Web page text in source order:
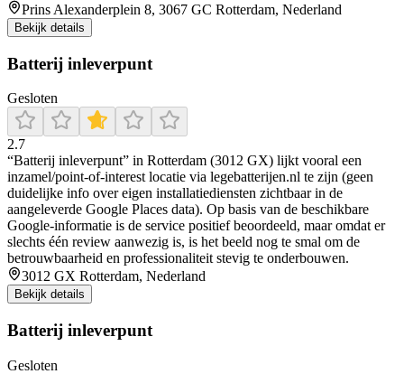
Prins Alexanderplein 8, 3067 GC Rotterdam, Nederland
Bekijk details
Batterij inleverpunt
Gesloten
2.7
“Batterij inleverpunt” in Rotterdam (3012 GX) lijkt vooral een
inzamel/point-of-interest locatie via legebatterijen.nl te zijn (geen
duidelijke info over eigen installatiediensten zichtbaar in de
aangeleverde Google Places data). Op basis van de beschikbare
Google-informatie is de service positief beoordeeld, maar omdat er
slechts één review aanwezig is, is het beeld nog te smal om de
betrouwbaarheid en professionaliteit stevig te onderbouwen.
3012 GX Rotterdam, Nederland
Bekijk details
Batterij inleverpunt
Gesloten